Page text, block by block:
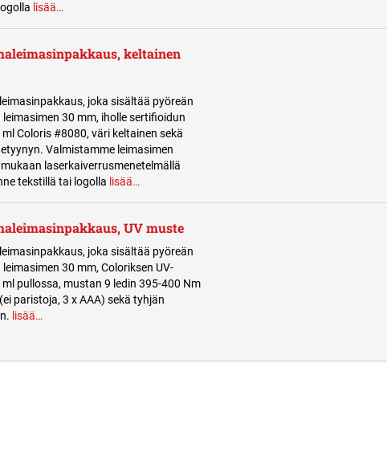
lisää…
keltainen
joka sisältää pyöreän
30 mm, iholle sertifioidun
Coloris #8080, väri keltainen sekä
Valmistamme leimasimen
laserkaiverrusmenetelmällä
tekstillä tai logolla lisää…
UV muste
joka sisältää pyöreän
30 mm, Coloriksen UV-
pullossa, mustan 9 ledin 395-400 Nm
paristoja, 3 x AAA) sekä tyhjän
lisää…